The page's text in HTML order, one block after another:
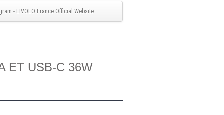
- LIVOLO France Official Website
ET USB-C 36W